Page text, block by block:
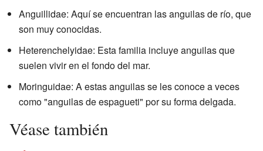
Anguillidae: Aquí se encuentran las anguilas de río, que
son muy conocidas.
Heterenchelyidae: Esta familia incluye anguilas que
suelen vivir en el fondo del mar.
Moringuidae: A estas anguilas se les conoce a veces
como "anguilas de espagueti" por su forma delgada.
Véase también